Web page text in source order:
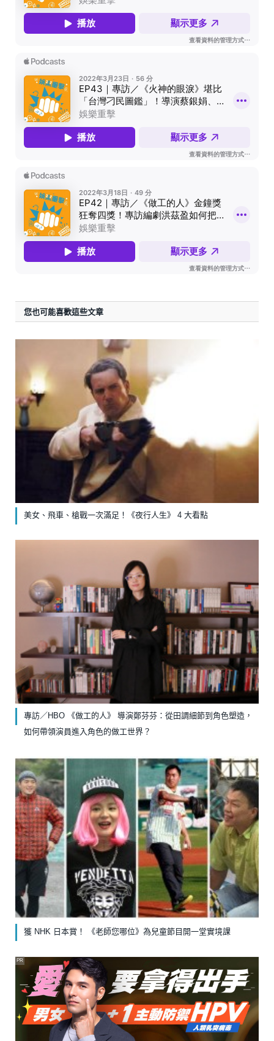
您也可能喜歡這些文章
美女、飛車、槍戰一次滿足！《夜行人生》 4 大看點
專訪／HBO 《做工的人》 導演鄭芬芬：從田調細節到角色塑造，
如何帶領演員進入角色的做工世界？
獲 NHK 日本賞！ 《老師您哪位》為兒童節目開一堂實境課
PR